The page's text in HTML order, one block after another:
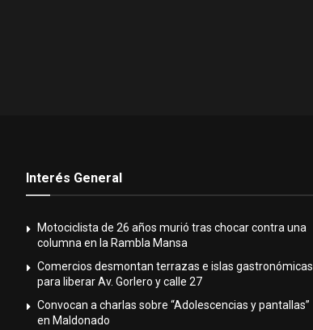
Interés General
Motociclista de 26 años murió tras chocar contra una
columna en la Rambla Mansa
Comercios desmontan terrazas e islas gastronómicas
para liberar Av. Gorlero y calle 27
Convocan a charlas sobre “Adolescencias y pantallas”
en Maldonado